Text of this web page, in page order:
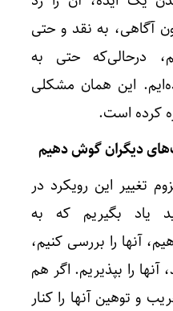
آگاهی، به نقد و حتی
درحالی‌که حتی به
این همان مشکلی
کرده است.
دیگران گوش دهیم
تغییر این رویکرد در
یاد بگیریم که به
آنها را بررسی کنیم،
را بپذیریم. اگر هم
و توهین آنها را کنار